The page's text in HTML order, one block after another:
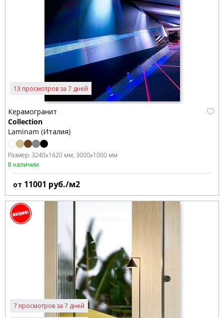
13 просмотров за 7 дней
Керамогранит
Collection
Laminam (Италия)
Размер: 3240x1620 мм 3000x1000 мм
В наличии
от 11001 руб./м2
7 просмотров за 7 дней